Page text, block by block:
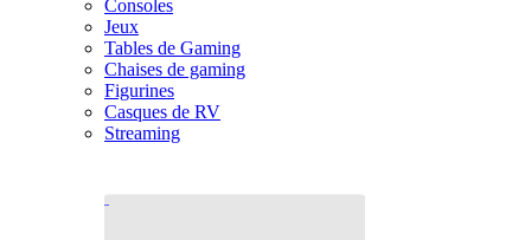
Consoles
Jeux
Tables de Gaming
Chaises de gaming
Figurines
Casques de RV
Streaming